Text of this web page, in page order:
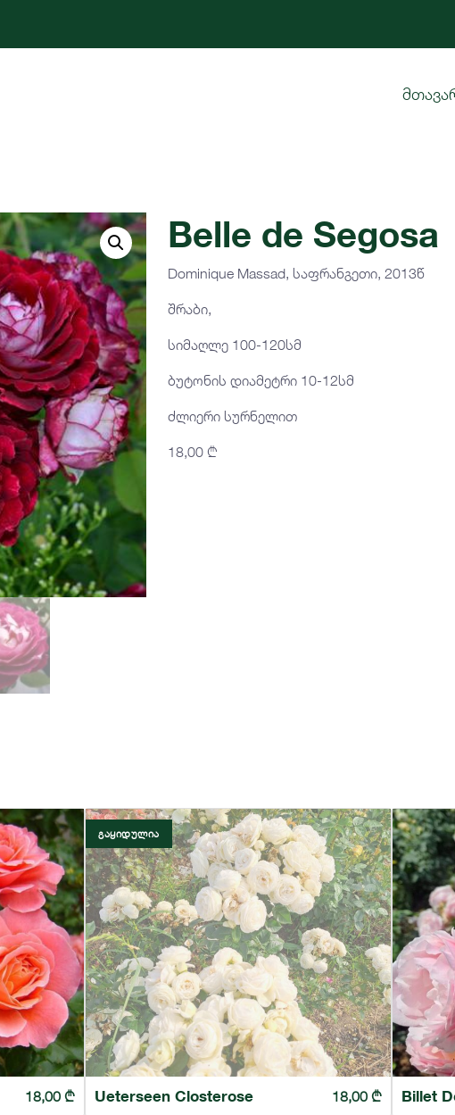
Belle de Segosa
Dominique Massad, საფრანგეთი, 2013წ
შრაბი,
სიმაღლე 100-120სმ
ბუტონის დიამეტრი 10-12სმ
ძლიერი სურნელით
18,00 ₾
18,00₾
ᲒᲐᲧᲘᲓᲣᲚᲘᲐ
Ueterseen Closterose 18,00 ₾ Billet